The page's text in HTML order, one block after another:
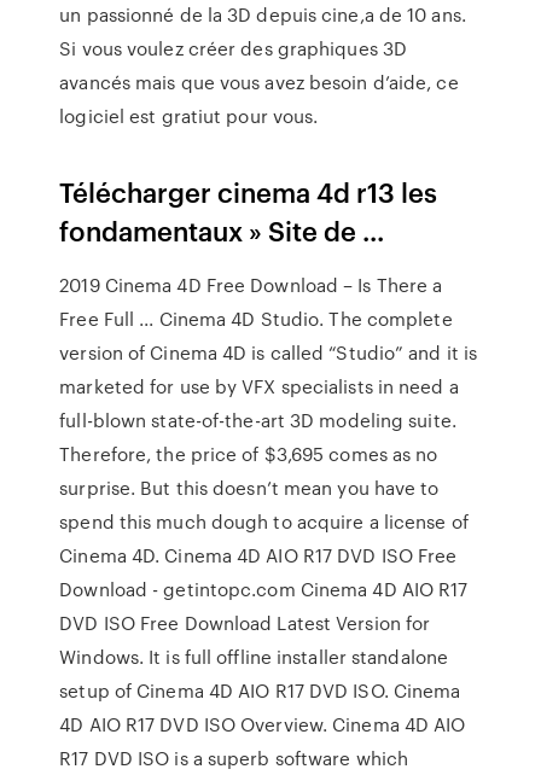
un passionné de la 3D depuis cine,a de 10 ans.
Si vous voulez créer des graphiques 3D
avancés mais que vous avez besoin d’aide, ce
logiciel est gratiut pour vous.
Télécharger cinema 4d r13 les
fondamentaux » Site de ...
2019 Cinema 4D Free Download – Is There a
Free Full ... Cinema 4D Studio. The complete
version of Cinema 4D is called “Studio” and it is
marketed for use by VFX specialists in need a
full-blown state-of-the-art 3D modeling suite.
Therefore, the price of $3,695 comes as no
surprise. But this doesn’t mean you have to
spend this much dough to acquire a license of
Cinema 4D. Cinema 4D AIO R17 DVD ISO Free
Download - getintopc.com Cinema 4D AIO R17
DVD ISO Free Download Latest Version for
Windows. It is full offline installer standalone
setup of Cinema 4D AIO R17 DVD ISO. Cinema
4D AIO R17 DVD ISO Overview. Cinema 4D AIO
R17 DVD ISO is a superb software which